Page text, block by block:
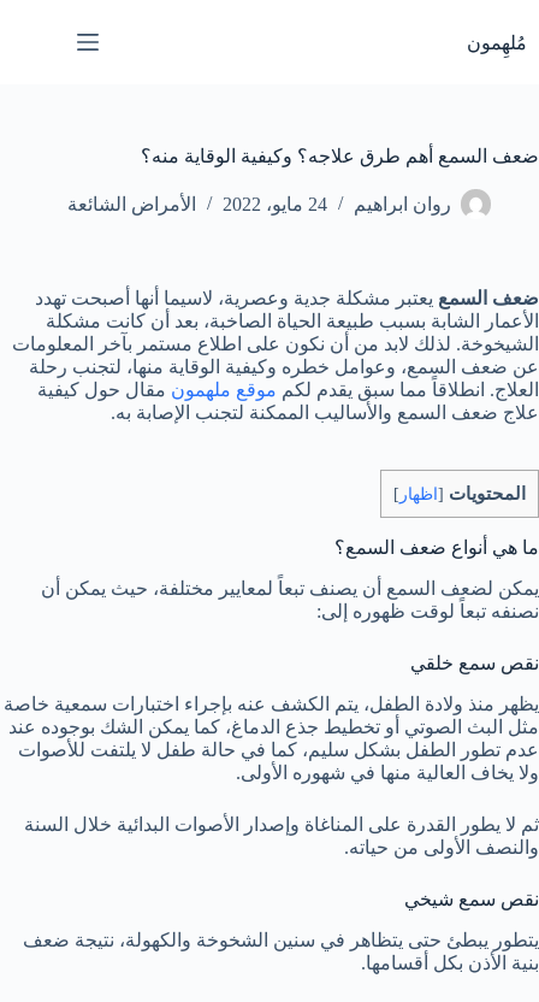
إلى
المحتوى
مُلهِمون
ضعف السمع أهم طرق علاجه؟ وكيفية الوقاية منه؟
روان ابراهيم 24 مايو، 2022 الأمراض الشائعة
ضعف السمع يعتبر مشكلة جدية وعصرية، لاسيما أنها أصبحت تهدد
الأعمار الشابة بسبب طبيعة الحياة الصاخبة، بعد أن كانت مشكلة
الشيخوخة. لذلك لابد من أن نكون على اطلاع مستمر بآخر المعلومات
عن ضعف السمع، وعوامل خطره وكيفية الوقاية منها، لتجنب رحلة
العلاج. انطلاقاً مما سبق يقدم لكم موقع ملهمون مقال حول كيفية
علاج ضعف السمع والأساليب الممكنة لتجنب الإصابة به.
المحتويات [ اظهار ]
ما هي أنواع ضعف السمع؟
يمكن لضعف السمع أن يصنف تبعاً لمعايير مختلفة، حيث يمكن أن
نصنفه تبعاً لوقت ظهوره إلى:
نقص سمع خلقي
يظهر منذ ولادة الطفل، يتم الكشف عنه بإجراء اختبارات سمعية خاصة
مثل البث الصوتي أو تخطيط جذع الدماغ، كما يمكن الشك بوجوده عند
عدم تطور الطفل بشكل سليم، كما في حالة طفل لا يلتفت للأصوات
ولا يخاف العالية منها في شهوره الأولى.
ثم لا يطور القدرة على المناغاة وإصدار الأصوات البدائية خلال السنة
والنصف الأولى من حياته.
نقص سمع شيخي
يتطور يبطئ حتى يتظاهر في سنين الشخوخة والكهولة، نتيجة ضعف
بنية الأذن بكل أقسامها.